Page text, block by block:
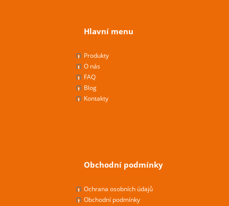
Hlavní menu
Produkty
O nás
FAQ
Blog
Kontakty
Obchodní podmínky
Ochrana osobních údajů
Obchodní podmínky